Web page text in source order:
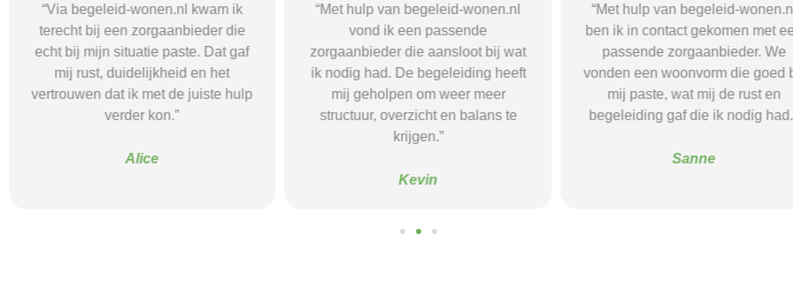
“Via begeleid-wonen.nl kwam ik
terecht bij een zorgaanbieder die
echt bij mijn situatie paste. Dat gaf
mij rust, duidelijkheid en het
vertrouwen dat ik met de juiste hulp
verder kon.”
Alice
“Met hulp van begeleid-wonen.nl
vond ik een passende
zorgaanbieder die aansloot bij wat
ik nodig had. De begeleiding heeft
mij geholpen om weer meer
structuur, overzicht en balans te
krijgen.”
Kevin
“Met hulp van begeleid-wonen.nl
ben ik in contact gekomen met
passende zorgaanbieder. We
vonden een woonvorm die goed
mij paste, wat mij de rust en
begeleiding gaf die ik nodig
Sanne